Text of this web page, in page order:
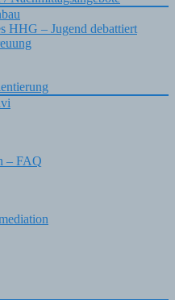
HHG – Jugend debattiert
– FAQ